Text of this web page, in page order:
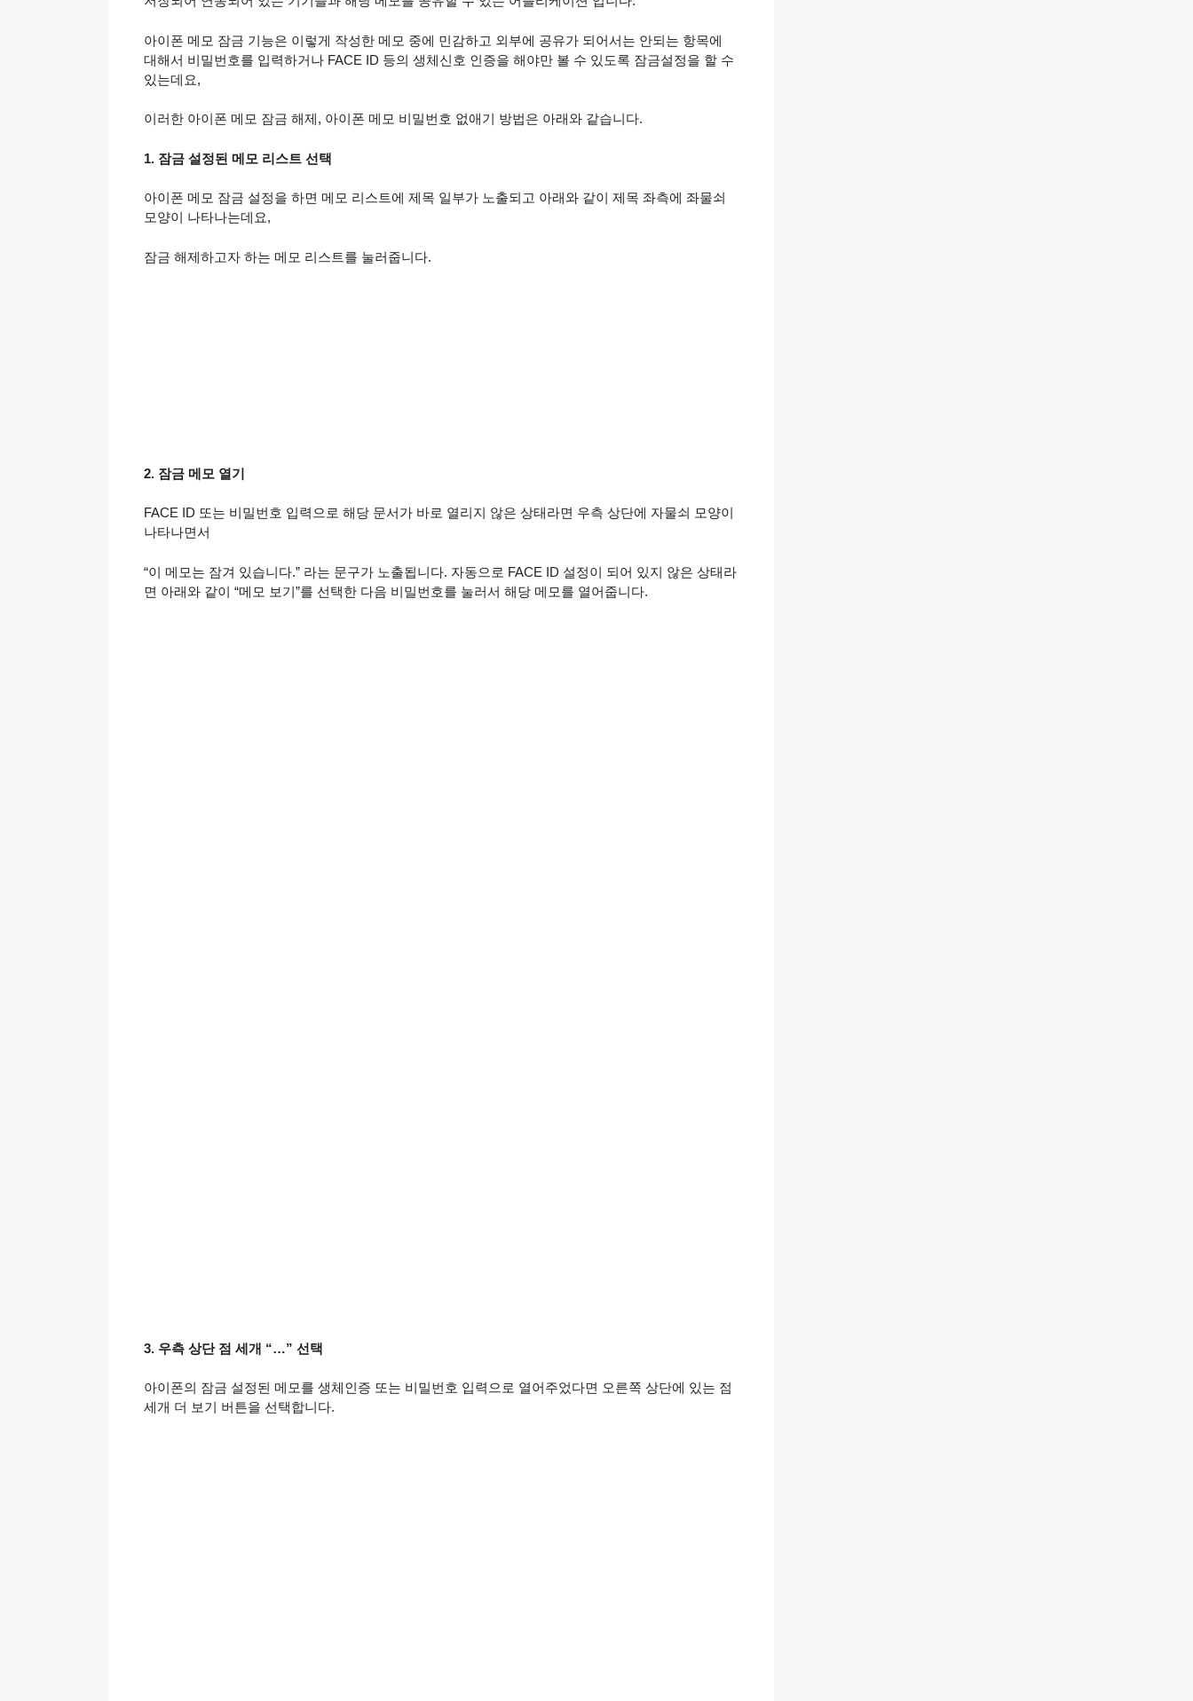
아이폰 메모 잠금 기능은 이렇게 작성한 메모 중에 민감하고 외부에 공유가 되어서는 안되는 항목에
대해서 비밀번호를 입력하거나 FACE ID 등의 생체신호 인증을 해야만 볼 수 있도록 잠금설정을 할 수
있는데요,
이러한 아이폰 메모 잠금 해제, 아이폰 메모 비밀번호 없애기 방법은 아래와 같습니다.
1. 잠금 설정된 메모 리스트 선택
아이폰 메모 잠금 설정을 하면 메모 리스트에 제목 일부가 노출되고 아래와 같이 제목 좌측에 좌물쇠
모양이 나타나는데요,
잠금 해제하고자 하는 메모 리스트를 눌러줍니다.
2. 잠금 메모 열기
FACE ID 또는 비밀번호 입력으로 해당 문서가 바로 열리지 않은 상태라면 우측 상단에 자물쇠 모양이
나타나면서
“이 메모는 잠겨 있습니다.” 라는 문구가 노출됩니다. 자동으로 FACE ID 설정이 되어 있지 않은 상태라
면 아래와 같이 “메모 보기”를 선택한 다음 비밀번호를 눌러서 해당 메모를 열어줍니다.
3. 우측 상단 점 세개 “…” 선택
아이폰의 잠금 설정된 메모를 생체인증 또는 비밀번호 입력으로 열어주었다면 오른쪽 상단에 있는 점
세개 더 보기 버튼을 선택합니다.